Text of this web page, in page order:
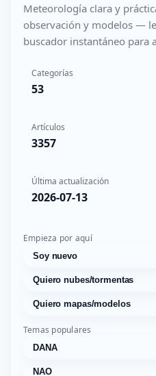
Meteorología clara y
observación y modelos —
buscador instantáneo para
Categorías
53
Artículos
3357
Última actualización
2026-07-13
Empieza por aquí
Soy nuevo
Quiero nubes/tormentas
Quiero mapas/modelos
Temas populares
DANA
NAO